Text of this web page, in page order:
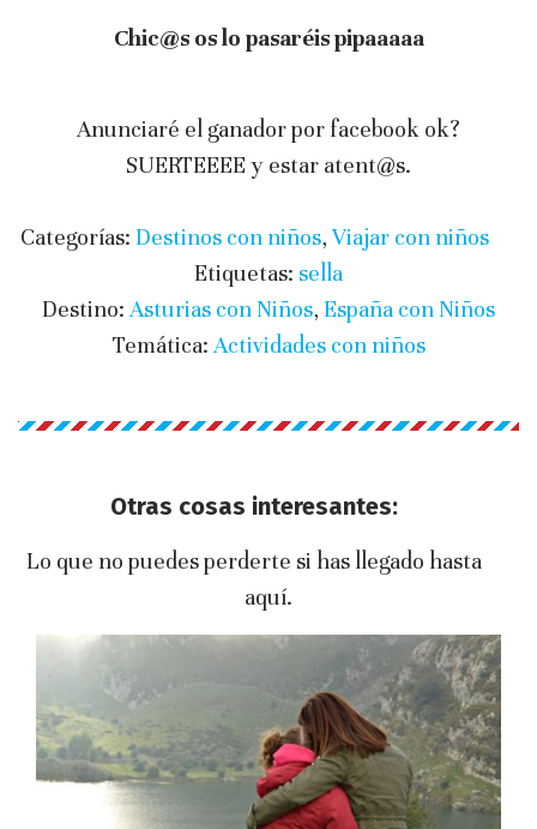
Chic@s os lo pasaréis pipaaaaa
Anunciaré el ganador por facebook ok?
SUERTEEEE y estar atent@s.
Categorías: Destinos con niños, Viajar con niños
Etiquetas: sella
Destino: Asturias con Niños, España con Niños
Temática: Actividades con niños
Otras cosas interesantes:
Lo que no puedes perderte si has llegado hasta
aquí.